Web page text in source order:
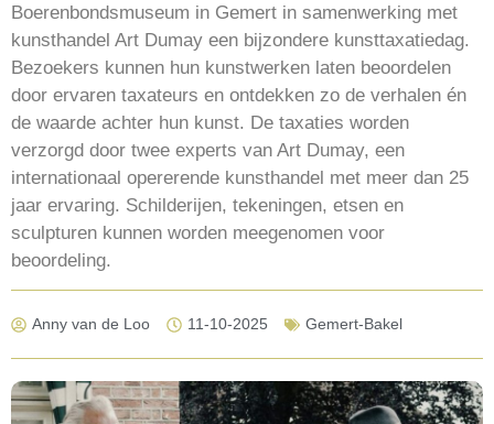
Boerenbondsmuseum in Gemert in samenwerking met
kunsthandel Art Dumay een bijzondere kunsttaxatiedag.
Bezoekers kunnen hun kunstwerken laten beoordelen
door ervaren taxateurs en ontdekken zo de verhalen én
de waarde achter hun kunst. De taxaties worden
verzorgd door twee experts van Art Dumay, een
internationaal opererende kunsthandel met meer dan 25
jaar ervaring. Schilderijen, tekeningen, etsen en
sculpturen kunnen worden meegenomen voor
beoordeling.
Anny van de Loo 11-10-2025 Gemert-Bakel